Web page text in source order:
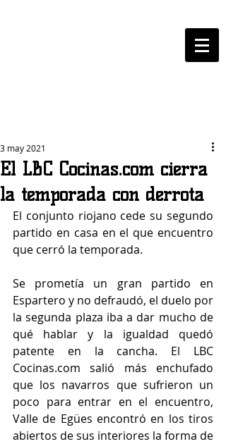
El LBC Cocinas.com cierra
la temporada con derrota
3 may 2021
El conjunto riojano cede su segundo
partido en casa en el que encuentro
que cerró la temporada.
Se prometía un gran partido en
Espartero y no defraudó, el duelo por
la segunda plaza iba a dar mucho de
qué hablar y la igualdad quedó
patente en la cancha. El LBC
Cocinas.com salió más enchufado
que los navarros que sufrieron un
poco para entrar en el encuentro,
Valle de Egües encontró en los tiros
abiertos de sus interiores la forma de